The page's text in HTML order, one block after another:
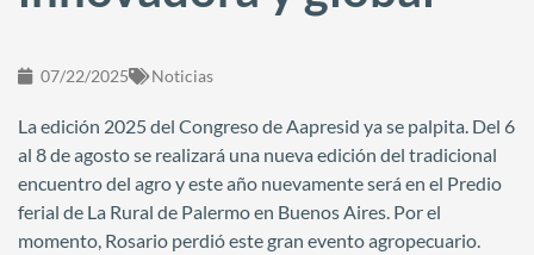
07/22/2025 Noticias
La edición 2025 del Congreso de Aapresid ya se palpita. Del 6
al 8 de agosto se realizará una nueva edición del tradicional
encuentro del agro y este año nuevamente será en el Predio
ferial de La Rural de Palermo en Buenos Aires. Por el
momento, Rosario perdió este gran evento agropecuario.